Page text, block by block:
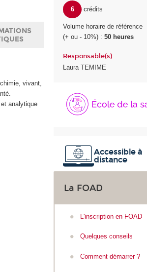
vivant,
analytique
6
crédits
Volume horaire de référence
(+ ou - 10%) :50 heures
Responsable(s)
Laura TEMIME
Accessible à
distance
La FOAD
L'inscription en FOAD
Quelques conseils
Comment démarrer ?